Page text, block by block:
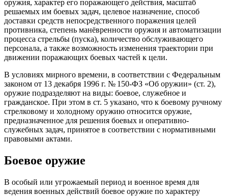
оружия, характер его поражающего действия, масштаб
решаемых им боевых задач, целевое назначение, способ
доставки средств непосредственного поражения целей
противника, степень манёвренности оружия и автоматизации
процесса стрельбы (пуска), количество обслуживающего
персонала, а также возможность изменения траектории при
движении поражающих боевых частей к цели.
В условиях мирного времени, в соответствии с Федеральным
законом от 13 декабря 1996 г. № 150-ФЗ «Об оружии» (ст. 2),
оружие подразделяют на виды: боевое, служебное и
гражданское. При этом в ст. 5 указано, что к боевому ручному
стрелковому и холодному оружию относится оружие,
предназначенное для решения боевых и оперативно-
служебных задач, принятое в соответствии с нормативными
правовыми актами.
Боевое оружие
В особый или угрожаемый период и военное время для
ведения военных действий боевое оружие по характеру